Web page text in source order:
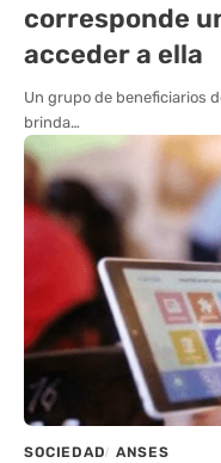
corresponde
acceder a ella
Un grupo de beneficiarios
brinda…
SOCIEDAD ANSES